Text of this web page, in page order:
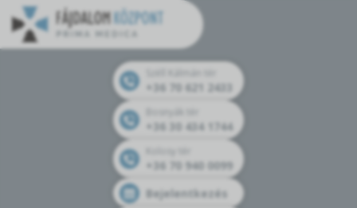
+36 70 621 2433
+36 30 434 1744
+36 70 940 0099
Bejelentkezés